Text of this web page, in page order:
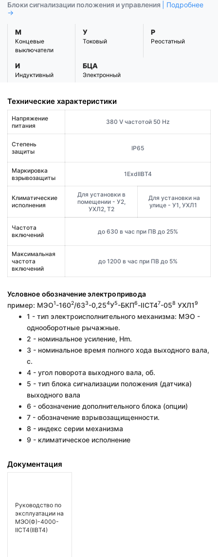
Блоки сигнализации положения и управления
| Подробнее
→
М
Концевые
выключатели
У
Токовый
Р
Реостатный
И
Индуктивный
БЦА
Электронный
Технические характеристики
Напряжение
питания
380 V частотой 50 Hz
Степень
защиты
IP65
Маркировка
взрывозащиты
1ExdIIBT4
Климатические
исполнения
Для установки в
помещении - У2,
УХЛ2, Т2
Для установки на
улице - У1, УХЛ1
Частота
включений
до 630 в час при ПВ до 25%
Максимальная
частота
включений
до 1200 в час при ПВ до 5%
Условное обозначение электропривода
пример: МЭО1-1602/633-0,254У5-БКП6-IIСT47-058 УХЛ19
1 - тип электроисполнительного механизма: МЭО -
однооборотные рычажные.
2 - номинальное усиление, Hm.
3 - номинальное время полного хода выходного вала,
с.
4 - угол поворота выходного вала, об.
5 - тип блока сигнализации положения (датчика)
выходного вала
6 - обозначение дополнительного блока (опции)
7 - обозначение взрывозащищенности.
8 - индекс серии механизма
9 - климатическое исполнение
Документация
Руководство по
эксплуатации на
МЭО(Ф)-4000-
IICT4(IIBT4)